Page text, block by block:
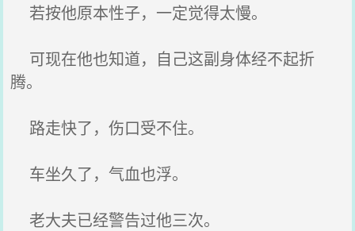
若按他原本性子，一定觉得太慢。
可现在他也知道，自己这副身体经不起折
腾。
路走快了，伤口受不住。
车坐久了，气血也浮。
老大夫已经警告过他三次。